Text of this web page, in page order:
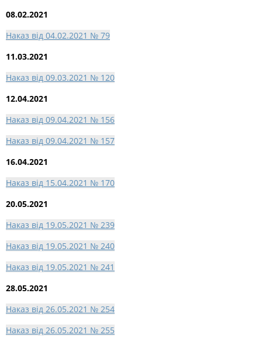
08.02.2021
Наказ від 04.02.2021 № 79
11.03.2021
Наказ від 09.03.2021 № 120
12.04.2021
Наказ від 09.04.2021 № 156
Наказ від 09.04.2021 № 157
16.04.2021
Наказ від 15.04.2021 № 170
20.05.2021
Наказ від 19.05.2021 № 239
Наказ від 19.05.2021 № 240
Наказ від 19.05.2021 № 241
28.05.2021
Наказ від 26.05.2021 № 254
Наказ від 26.05.2021 № 255